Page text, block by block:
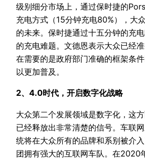
级别细分市场上，通过保时捷的
充电方式（15分钟充电80%），大
的未来。保时捷通过十五分钟的充
的充电难题。文德恩表示大众已经
在需要的是政府部门准确的框架条
以更加普及。
2、4.0时代，开启数字化战略
大众第二个发展领域是数字化，这
已经释放出非常清楚的信号。车联
统将在大众所有的品牌和系别被介
团拥有强大的互联网车队。在2020